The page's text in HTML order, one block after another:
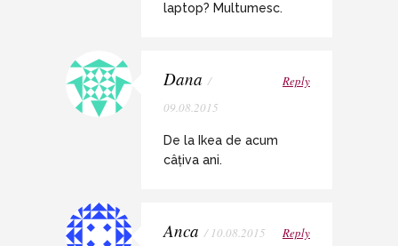
laptop? Multumesc.
Dana /
09.08.2015
Reply
De la Ikea de acum
câțiva ani.
Anca / 10.08.2015 Reply